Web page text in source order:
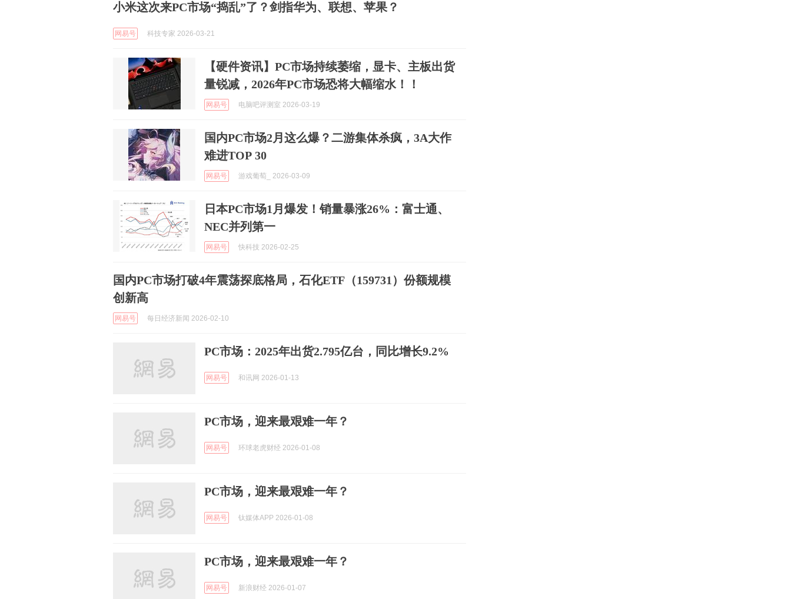
小米这次来PC市场“捣乱”了？剑指华为、联想、苹果？
网易号 科技专家 2026-03-21
【硬件资讯】PC市场持续萎缩，显卡、主板出货
量锐减，2026年PC市场恐将大幅缩水！！
网易号 电脑吧评测室 2026-03-19
国内PC市场2月这么爆？二游集体杀疯，3A大作
难进TOP 30
网易号 游戏葡萄_ 2026-03-09
日本PC市场1月爆发！销量暴涨26%：富士通、
NEC并列第一
网易号 快科技 2026-02-25
国内PC市场打破4年震荡探底格局，石化ETF（159731）份额规模
创新高
网易号 每日经济新闻 2026-02-10
PC市场：2025年出货2.795亿台，同比增长9.2%
网易号 和讯网 2026-01-13
PC市场，迎来最艰难一年？
网易号 环球老虎财经 2026-01-08
PC市场，迎来最艰难一年？
网易号 钛媒体APP 2026-01-08
PC市场，迎来最艰难一年？
网易号 新浪财经 2026-01-07